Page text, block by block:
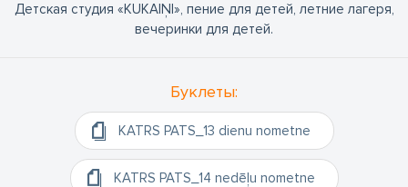
Детская студия «KUKAIŅI», пение для детей, летние лагеря,
вечеринки для детей.
Буклеты:
KATRS PATS_13 dienu nometne
KATRS PATS_14 nedēļu nometne